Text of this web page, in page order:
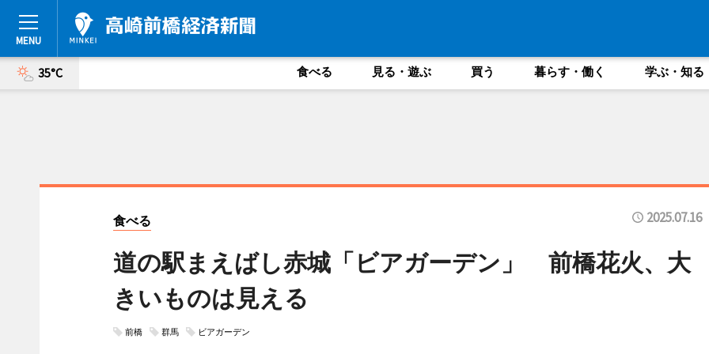
35°C 食べる 見る・遊ぶ 買う 暮らす・働く 学ぶ・知る
食べる 2025.07.16
道の駅まえばし赤城「ビアガーデン」 前橋花火、大
きいものは見える
前橋 群馬 ビアガーデン